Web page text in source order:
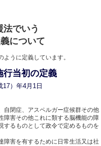
でいう
について
うに定義しています。
行当初の定義
）年4月1日
閉症、アスペルガー症候群その他
障害その他これに類する脳機能の障
するものとして政令で定めるものを
害を有するために日常生活又は社